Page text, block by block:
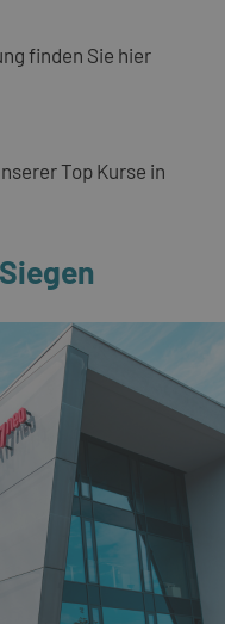
finden Sie hier
Top Kurse in